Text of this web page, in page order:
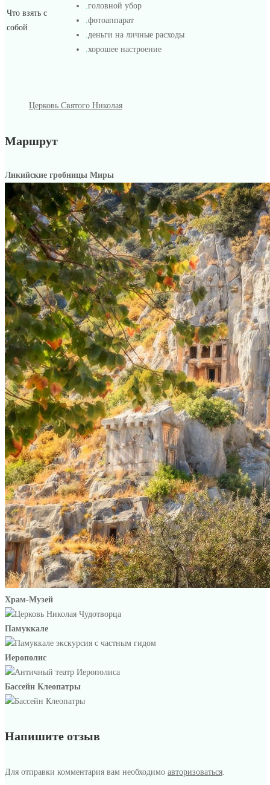
Что взять с
собой
.головной убор
.фотоаппарат
.деньги на личные расходы
.хорошее настроение
Церковь Святого Николая
Маршрут
Ликийские гробницы Миры
Храм-Музей
Памуккале
Иерополис
Бассейн Клеопатры
Напишите отзыв
Для отправки комментария вам необходимо авторизоваться